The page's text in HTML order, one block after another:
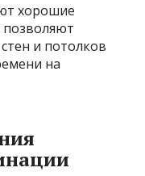
хорошие
позволяют
и потолков
на